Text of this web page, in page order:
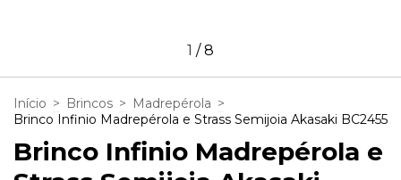
1 /8
Início > Brincos > Madrepérola >
Brinco Infinio Madrepérola e Strass Semijoia Akasaki BC2455
Brinco Infinio Madrepérola e